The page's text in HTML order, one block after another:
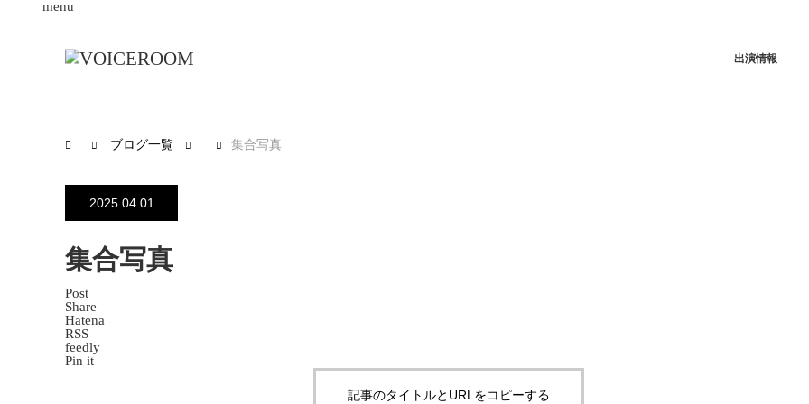
出演情報
menu
ブログ一覧 集合写真
2025.04.01
集合写真
Post
Share
Hatena
RSS
feedly
Pin it
記事のタイトルとURLをコピーする